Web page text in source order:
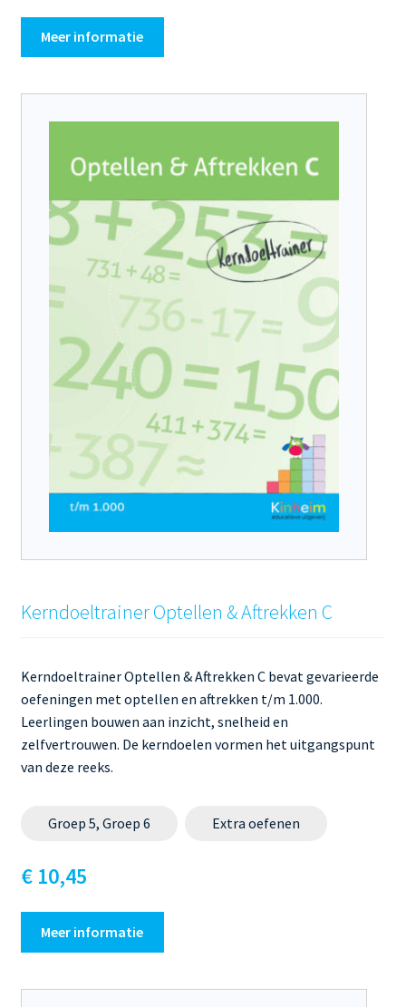
Meer informatie
Kerndoeltrainer Optellen & Aftrekken C
Kerndoeltrainer Optellen & Aftrekken C bevat gevarieerde
oefeningen met optellen en aftrekken t/m 1.000.
Leerlingen bouwen aan inzicht, snelheid en
zelfvertrouwen. De kerndoelen vormen het uitgangspunt
van deze reeks.
Groep 5, Groep 6 Extra oefenen
€ 10,45
Meer informatie